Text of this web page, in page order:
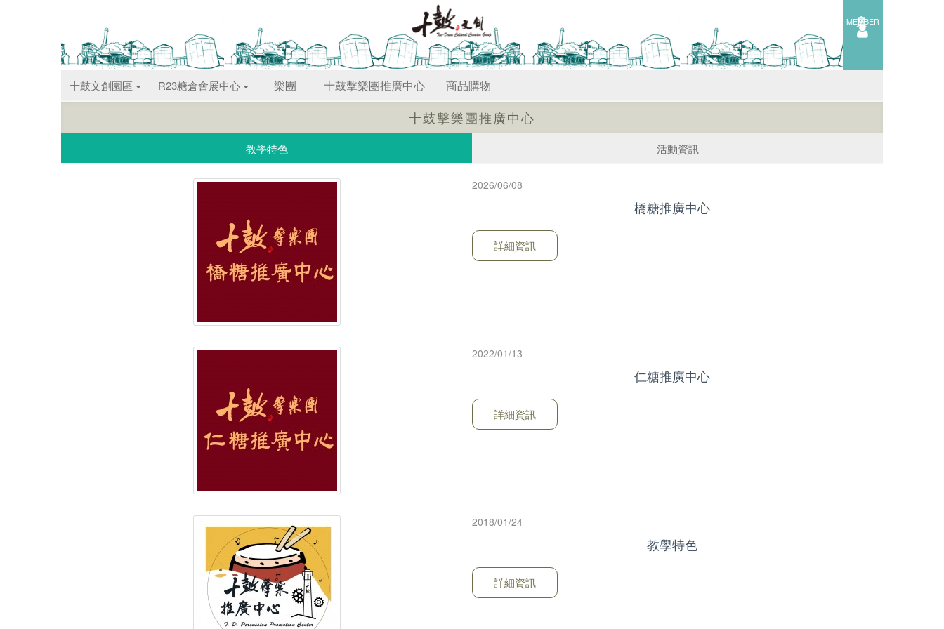
MEMBER
十鼓文創園區 R23糖倉會展中心 樂團 十鼓擊樂團推廣中心 商品購物
十鼓擊樂團推廣中心
教學特色 活動資訊
2026/06/08
橋糖推廣中心
詳細資訊
2022/01/13
仁糖推廣中心
詳細資訊
2018/01/24
教學特色
詳細資訊